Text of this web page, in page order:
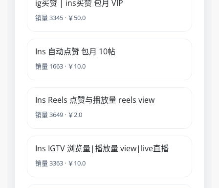
ig买赞 | ins买赞 包月 VIP
销量 3345 · ￥50.0
Ins 自动点赞 包月 10帖
销量 1663 · ￥10.0
Ins Reels 点赞与播放量 reels view
销量 3649 · ￥2.0
Ins IGTV 浏览量|播放量 view|live直播
销量 3363 · ￥10.0